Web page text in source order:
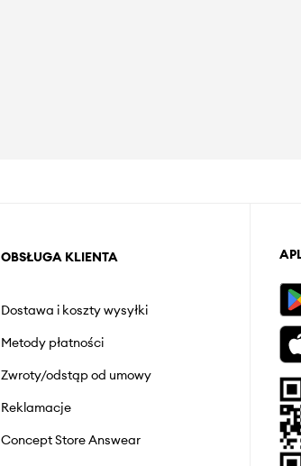
OBSŁUGA KLIENTA
Dostawa i koszty wysyłki
Metody płatności
Zwroty/odstąp od umowy
Reklamacje
Concept Store Answear